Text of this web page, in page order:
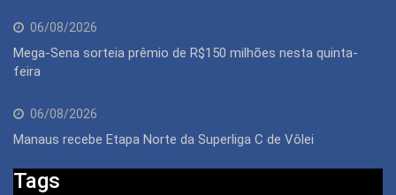
06/08/2026
Mega-Sena sorteia prêmio de R$150 milhões nesta quinta-
feira
06/08/2026
Manaus recebe Etapa Norte da Superliga C de Vôlei
Tags